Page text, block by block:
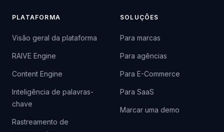
PLATAFORMA
Visão geral da plataforma
RAIVE Engine
Content Engine
Inteligência de palavras-
chave
Rastreamento de
SOLUÇÕES
Para marcas
Para agências
Para E-Commerce
Para SaaS
Marcar uma demo